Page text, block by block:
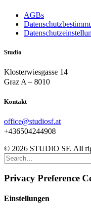
AGBs
Studio
Klosterwiesgasse 14
Graz A – 8010
Kontakt
office@studiosf.at
+436504244908
© 2026 STUDIO SF. All
Privacy Preference
Einstellungen